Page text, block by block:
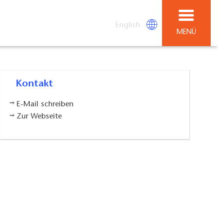
English
MENÜ
Kontakt
E-Mail schreiben
Zur Webseite